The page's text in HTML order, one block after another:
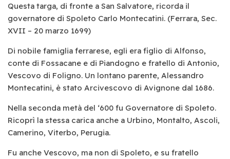
Questa targa, di fronte a San Salvatore, ricorda il
governatore di Spoleto Carlo Montecatini. (Ferrara, Sec.
XVII – 20 marzo 1699)
Di nobile famiglia ferrarese, egli era figlio di Alfonso,
conte di Fossacane e di Piandogno e fratello di Antonio,
Vescovo di Foligno. Un lontano parente, Alessandro
Montecatini, è stato Arcivescovo di Avignone dal 1686.
Nella seconda metà del ‘600 fu Governatore di Spoleto.
Ricoprì la stessa carica anche a Urbino, Montalto, Ascoli,
Camerino, Viterbo, Perugia.
Fu anche Vescovo, ma non di Spoleto, e su fratello